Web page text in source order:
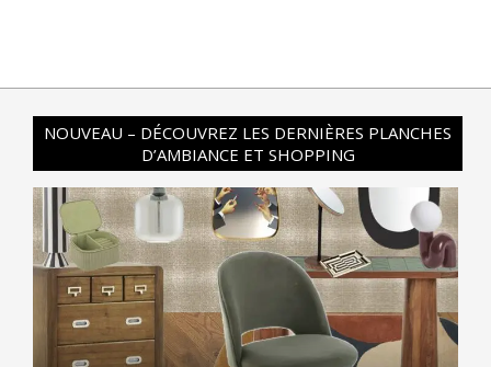
NOUVEAU – DÉCOUVREZ LES DERNIÈRES PLANCHES
D’AMBIANCE ET SHOPPING